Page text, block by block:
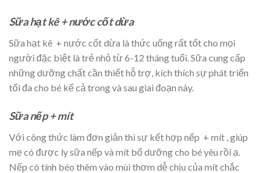
Sữa hạt kê + nước cốt dừa
Sữa hạt kê + nước cốt dừa là thức uống rất tốt cho mọi
người đặc biệt là trẻ nhỏ từ 6-12 tháng tuổi. Sữa cung cấp
những dưỡng chất cần thiết hỗ trợ, kích thích sự phát triển
tối đa cho bé kể cả trong và sau giai đoạn này.
Sữa nếp + mít
Với công thức làm đơn giản thì sự kết hợp nếp + mít , giúp
mẹ có được ly sữa nếp và mít bổ dưỡng cho bé yêu rồi ạ.
Nếp có tính béo thêm vào mùi thơm dễ chịu của mít chắc